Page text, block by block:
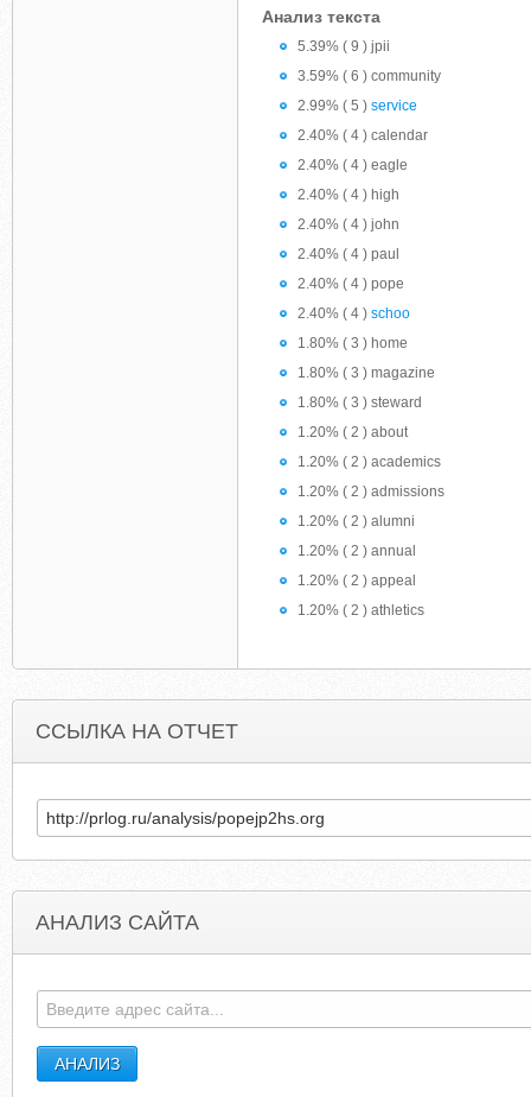
Анализ текста
5.39% ( 9 ) jpii
3.59% ( 6 ) community
2.99% ( 5 ) service
2.40% ( 4 ) calendar
2.40% ( 4 ) eagle
2.40% ( 4 ) high
2.40% ( 4 ) john
2.40% ( 4 ) paul
2.40% ( 4 ) pope
2.40% ( 4 ) schoo
1.80% ( 3 ) home
1.80% ( 3 ) magazine
1.80% ( 3 ) steward
1.20% ( 2 ) about
1.20% ( 2 ) academics
1.20% ( 2 ) admissions
1.20% ( 2 ) alumni
1.20% ( 2 ) annual
1.20% ( 2 ) appeal
1.20% ( 2 ) athletics
ССЫЛКА НА ОТЧЕТ
АНАЛИЗ САЙТА